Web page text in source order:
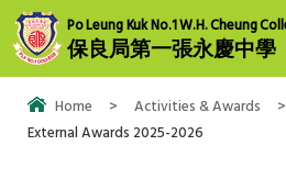
Po Leung Kuk No.1 W.H. Cheung
保良局第一張永慶中學
Home > Activities & Awards
>
External Awards 2025-2026